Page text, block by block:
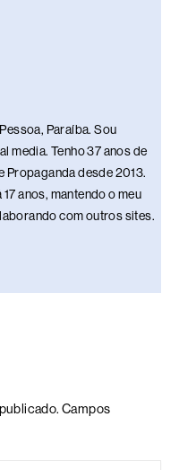
Paraíba. Sou
media. Tenho 37 anos de
Propaganda desde 2013.
anos, mantendo o meu
com outros sites.
Campos